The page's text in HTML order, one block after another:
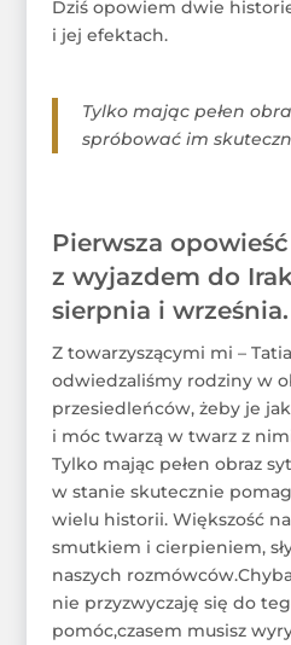
Dziś opowiem dwie
i jej efektach.
Tylko mając pełen
spróbować im
Pierwsza
z wyjazdem do
sierpnia i września.
Z towarzyszącymi mi –
odwiedzaliśmy rodziny w
przesiedleńców, żeby je
i móc twarzą w twarz z
Tylko mając pełen obraz
w stanie skutecznie
wielu historii. Większość
smutkiem i cierpieniem,
naszych
nie przyzwyczaję się do
pomóc,czasem musisz